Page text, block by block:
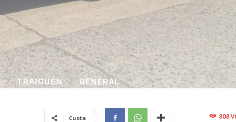
TRAIGUÉN GENERAL
Cuota 808